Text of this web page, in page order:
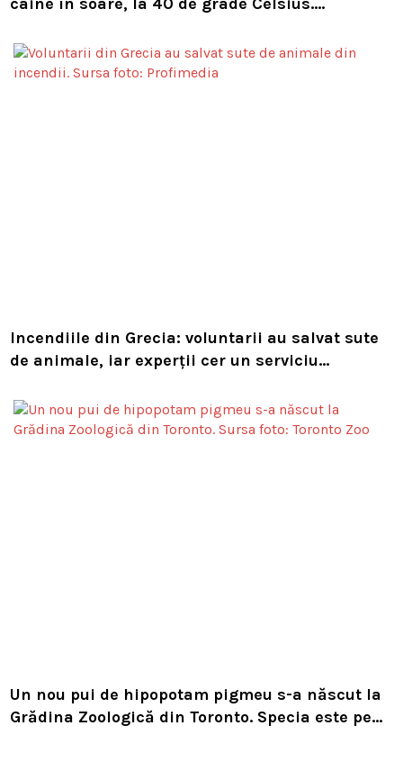
Incendiile din Grecia: voluntarii au salvat sute
de animale, iar experții cer un serviciu
Un nou pui de hipopotam pigmeu s-a născut la
Grădina Zoologică din Toronto. Specia este pe